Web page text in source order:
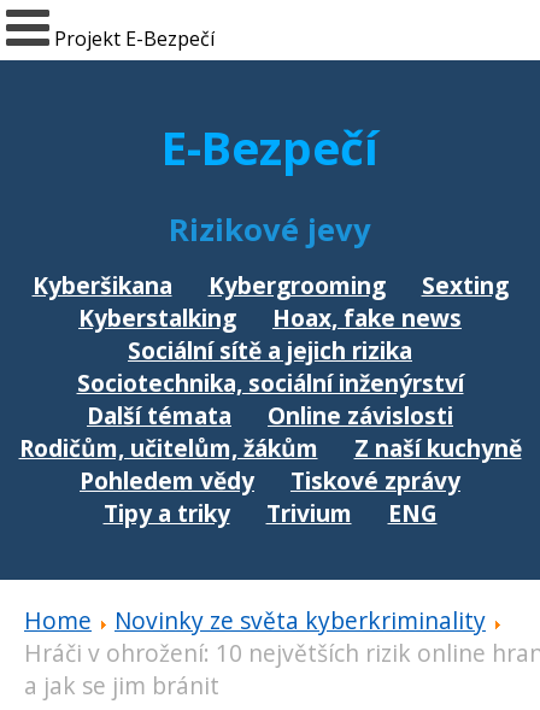
Projekt E-Bezpečí
E-Bezpečí
Rizikové jevy
Kyberšikana Kybergrooming
Sexting
Kyberstalking
Hoax, fake news
Sociální sítě a jejich rizika
Sociotechnika, sociální inženýrství
Další témata
Online závislosti
Rodičům, učitelům, žákům
Z naší kuchyně
Pohledem vědy
Tiskové zprávy
Tipy a triky
Trivium ENG
Home
Novinky ze světa kyberkriminality
Hráči v ohrožení: 10 největších rizik online
a jak se jim bránit